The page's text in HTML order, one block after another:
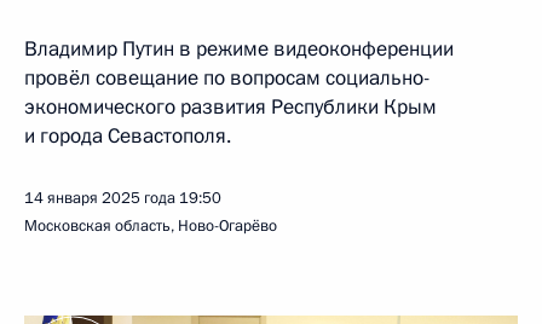
Владимир Путин в режиме видеоконференции
провёл совещание по вопросам социально-
экономического развития Республики Крым
и города Севастополя.
14 января 2025 года 19:50
Московская область, Ново-Огарёво